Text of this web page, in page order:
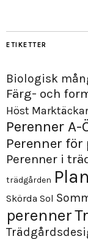
ETIKETTER
Biologisk
Färg- och
Höst
Perenner A-
Perenner
Perenner i
trädgården
Skörda Sol
perenner